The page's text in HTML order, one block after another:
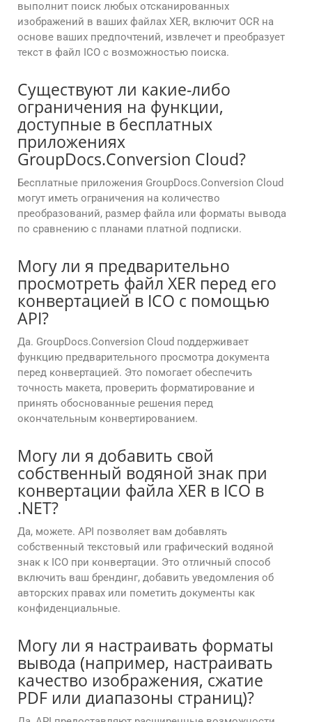
выполнит поиск любых отсканированных
изображений в ваших файлах XER, включит OCR на
основе ваших предпочтений, извлечет и преобразует
текст в файл ICO с возможностью поиска.
Существуют ли какие-либо
ограничения на функции,
доступные в бесплатных
приложениях
GroupDocs.Conversion Cloud?
Бесплатные приложения GroupDocs.Conversion Cloud
могут иметь ограничения на количество
преобразований, размер файла или форматы вывода
по сравнению с планами платной подписки.
Могу ли я предварительно
просмотреть файл XER перед его
конвертацией в ICO с помощью
API?
Да. GroupDocs.Conversion Cloud поддерживает
функцию предварительного просмотра документа
перед конвертацией. Это помогает обеспечить
точность макета, проверить форматирование и
принять обоснованные решения перед
окончательным конвертированием.
Могу ли я добавить свой
собственный водяной знак при
конвертации файла XER в ICO в
.NET?
Да, можете. API позволяет вам добавлять
собственный текстовый или графический водяной
знак к ICO при конвертации. Это отличный способ
включить ваш брендинг, добавить уведомления об
авторских правах или пометить документы как
конфиденциальные.
Могу ли я настраивать форматы
вывода (например, настраивать
качество изображения, сжатие
PDF или диапазоны страниц)?